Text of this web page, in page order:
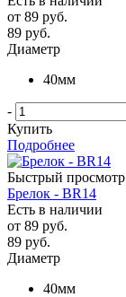
от 89 руб.
89 руб.
Диаметр
40мм
-
Купить
Подробнее
Быстрый просмотр
Брелок - BR14
Есть в наличии
от 89 руб.
89 руб.
Диаметр
40мм